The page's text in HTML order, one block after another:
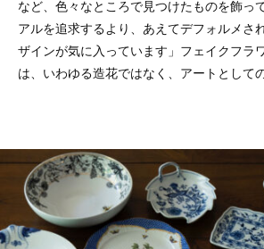
など、色々なところで見つけたものを飾っ
アルを追求するより、あえてデフォルメさ
ザインが気に入っています」フェイクフラ
は、いわゆる造花ではなく、アートとしての